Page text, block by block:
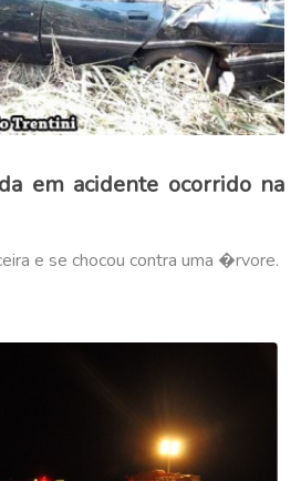
em acidente ocorrido na
e se chocou contra uma �rvore.